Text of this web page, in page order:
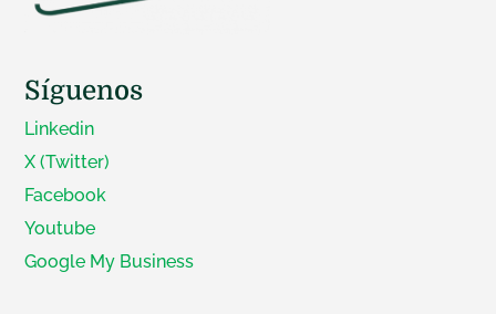
Síguenos
Linkedin
X (Twitter)
Facebook
Youtube
Google My Business